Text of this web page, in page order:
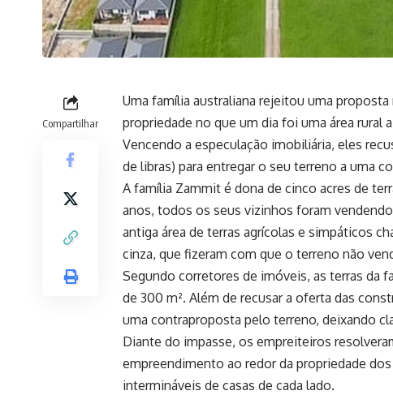
Compartilhar
Uma família australiana rejeitou uma
propriedade no que um dia foi uma área rural
Vencendo a especulação imobiliária, eles
de libras) para entregar o seu terreno a uma
A família Zammit é dona de cinco acres de
anos, todos os seus vizinhos foram
antiga área de terras agrícolas e simpáticos
cinza, que fizeram com que o terreno não
Segundo corretores de imóveis, as terras da
de 300 m². Além de recusar a oferta das
uma contraproposta pelo terreno, deixando
Diante do impasse, os empreiteiros
empreendimento ao redor da propriedade
intermináveis ​​de casas de cada lado.